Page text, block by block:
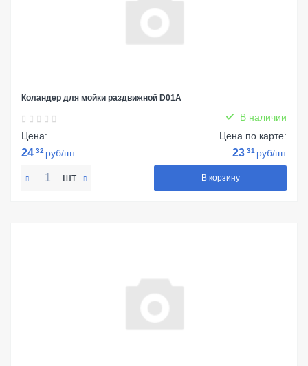
Коландер для мойки раздвижной D01A
В наличии
Цена:
24 32 руб/шт
Цена по карте:
23 31 руб/шт
шт В корзину